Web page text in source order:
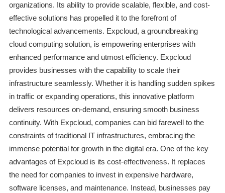
organizations. Its ability to provide scalable, flexible, and cost-
effective solutions has propelled it to the forefront of
technological advancements. Expcloud, a groundbreaking
cloud computing solution, is empowering enterprises with
enhanced performance and utmost efficiency. Expcloud
provides businesses with the capability to scale their
infrastructure seamlessly. Whether it is handling sudden spikes
in traffic or expanding operations, this innovative platform
delivers resources on-demand, ensuring smooth business
continuity. With Expcloud, companies can bid farewell to the
constraints of traditional IT infrastructures, embracing the
immense potential for growth in the digital era. One of the key
advantages of Expcloud is its cost-effectiveness. It replaces
the need for companies to invest in expensive hardware,
software licenses, and maintenance. Instead, businesses pay